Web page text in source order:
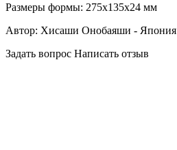
Размеры формы: 275x135x24 мм
Автор: Хисаши Онобаяши - Япония
Задать вопрос Написать отзыв